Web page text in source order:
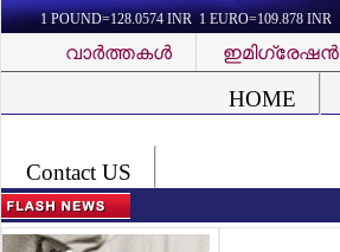
1 POUND=128.0574 INR 1 EURO=109.878 INR
വാര്‍ത്തകള്‍
ഇമിഗ്രേഷന്‍
HOME
Contact US